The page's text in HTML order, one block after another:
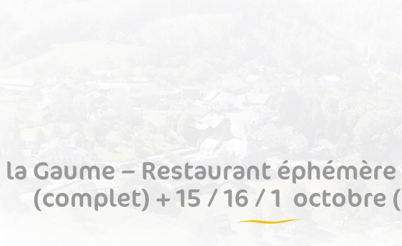
la Gaume – Restaurant
(complet) + 15 / 16 / 17 octobre